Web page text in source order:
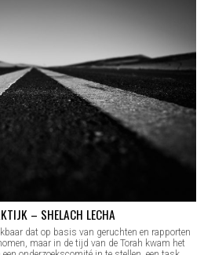
– SHELACH LECHA
dat op basis van geruchten en rapporten
maar in de tijd van de Torah kwam het